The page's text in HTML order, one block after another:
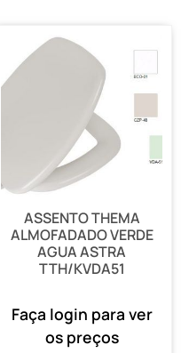
ASSENTO THEMA
ALMOFADADO VERDE
AGUA ASTRA
TTH/KVDA51
Faça login para ver
os preços